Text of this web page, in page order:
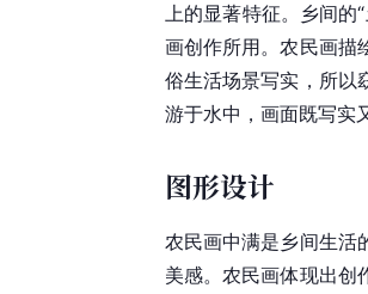
上的显著特征。乡间的
画创作所用。农民画描
俗生活场景写实，所以
游于水中，画面既写实
图形设计
农民画中满是乡间生活
美感。农民画体现出创